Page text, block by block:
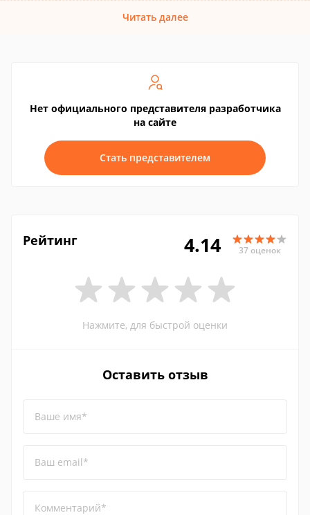
Читать далее
Нет официального представителя разработчика
на сайте
Стать представителем
Рейтинг 4.14 37 оценок
Нажмите, для быстрой оценки
Оставить отзыв
Ваше имя*
Ваш email*
Комментарий*